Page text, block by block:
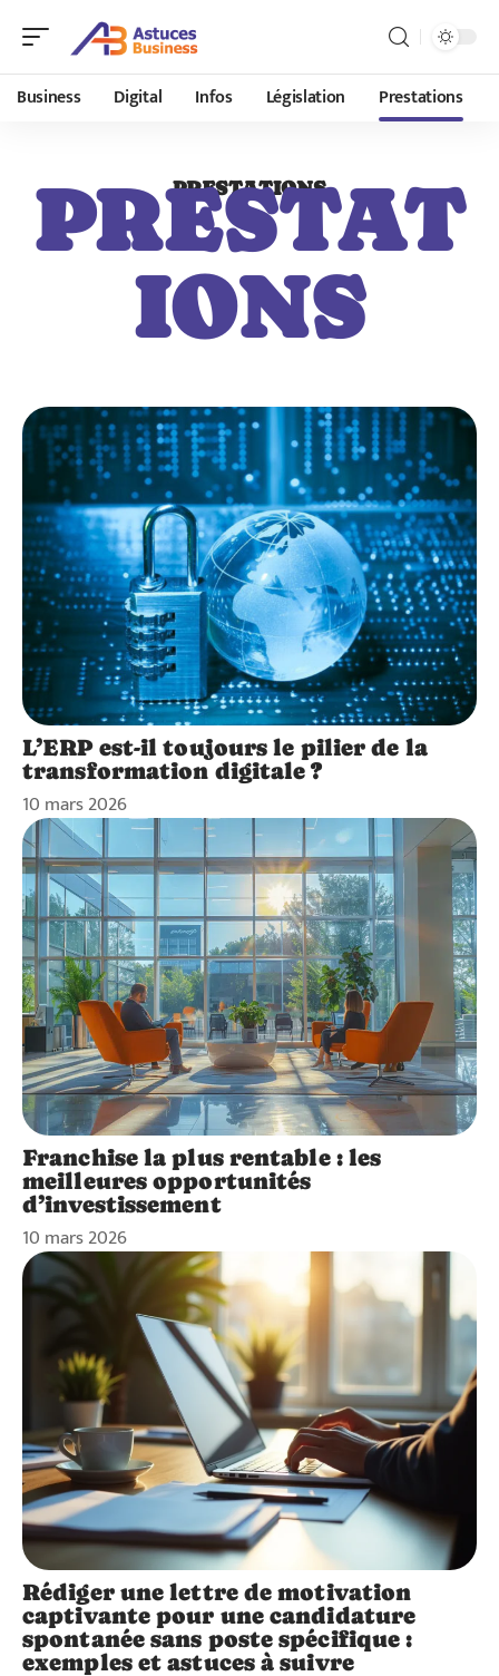
Business Digital Infos Législation Prestations
PRESTATIONS
PRESTAT
IONS
L’ERP est-il toujours le pilier de la
transformation digitale ?
10 mars 2026
Franchise la plus rentable : les
meilleures opportunités
d’investissement
10 mars 2026
Rédiger une lettre de motivation
captivante pour une candidature
spontanée sans poste spécifique :
exemples et astuces à suivre